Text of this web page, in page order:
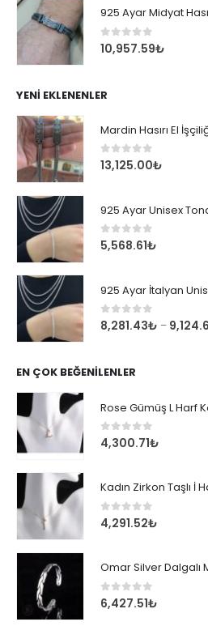
925 Ayar Midyat
0out of 5
10,957.59₺
YENI EKLENENLER
0out of 5
13,125.00₺
925 Ayar Unisex
0 out of 5
5,568.61₺
0 out of 5
8,281.43₺ –
EN ÇOK BEĞENILENLER
0 out of 5
4,300.71₺
Kadın Zirkon Taşlı İ
0 out of 5
4,291.52₺
0 out of 5
6,427.51₺